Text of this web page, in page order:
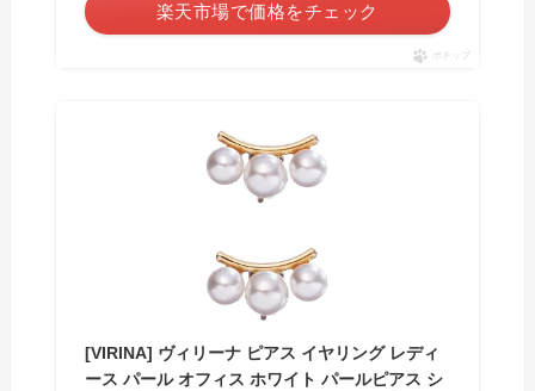
楽天市場で価格をチェック
ポチップ
[VIRINA] ヴィリーナ ピアス イヤリング レディ
ース パール オフィス ホワイト パールピアス シ